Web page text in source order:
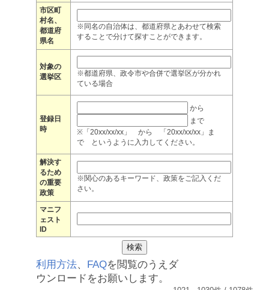
市区町
村名、
都道府
県名
※同名の自治体は、都道府県とあわせて検索
することで分けて探すことができます。
対象の
選挙区
※都道府県、政令市や合併で選挙区が分かれ
ている場合
登録日
時
から
まで
※「20xx/xx/xx」 から 「20xx/xx/xx」ま
で というように入力してください。
解決す
るため
の重要
政策
※関心のあるキーワード、政策をご記入くだ
さい。
マニフ
ェスト
ID
利用方法、 FAQを閲覧のうえダ
ウンロードをお願いします。